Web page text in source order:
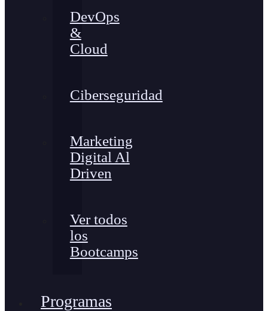
DevOps
&
Cloud
Ciberseguridad
Marketing
Digital Al
Driven
Ver todos
los
Bootcamps
Programas